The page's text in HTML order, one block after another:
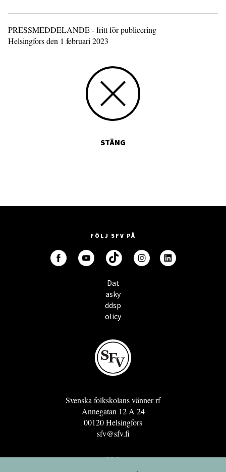
PRESSMEDDELANDE - fritt för publicering
Helsingfors den 1 februari 2023
STÄNG
FÖLJ SFV PÅ
Dat
asky
ddsp
olicy
Svenska folkskolans vänner rf
Annegatan 12 A 24
00120 Helsingfors
sfv@sfv.fi
GRO